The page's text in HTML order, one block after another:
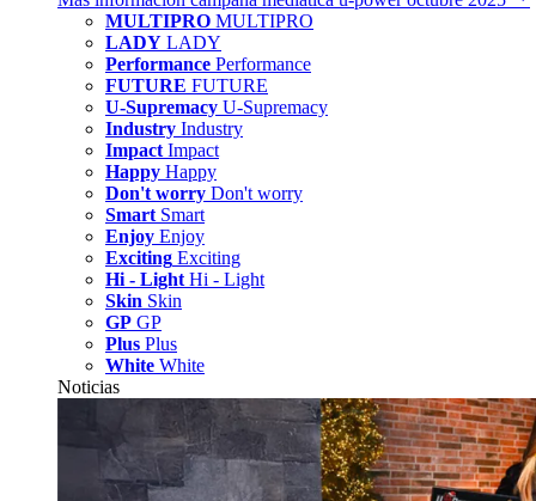
MULTIPRO MULTIPRO
LADY LADY
Performance Performance
FUTURE FUTURE
U-Supremacy U-Supremacy
Industry Industry
Impact Impact
Happy Happy
Don't worry Don't worry
Smart Smart
Enjoy Enjoy
Exciting Exciting
Hi - Light Hi - Light
Skin Skin
GP GP
Plus Plus
White White
Noticias